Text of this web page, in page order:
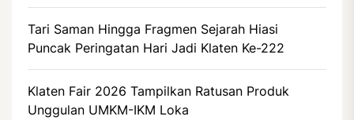
Tari Saman Hingga Fragmen Sejarah Hiasi
Puncak Peringatan Hari Jadi Klaten Ke-222
Klaten Fair 2026 Tampilkan Ratusan Produk
Unggulan UMKM-IKM Loka